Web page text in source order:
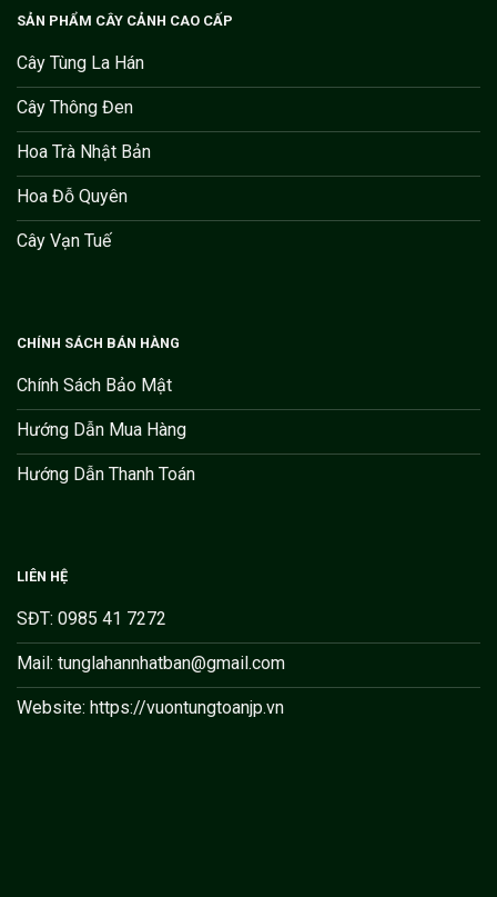
SẢN PHẨM CÂY CẢNH CAO CẤP
Cây Tùng La Hán
Cây Thông Đen
Hoa Trà Nhật Bản
Hoa Đỗ Quyên
Cây Vạn Tuế
CHÍNH SÁCH BÁN HÀNG
Chính Sách Bảo Mật
Hướng Dẫn Mua Hàng
Hướng Dẫn Thanh Toán
LIÊN HỆ
SĐT: 0985 41 7272
Mail: tunglahannhatban@gmail.com
Website: https://vuontungtoanjp.vn